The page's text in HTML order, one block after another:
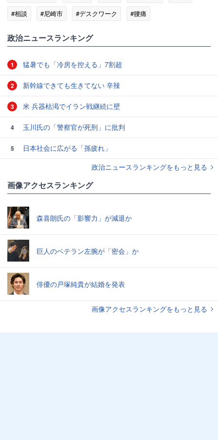
#相談
#尼崎市 #デスクワーク #腰痛
政治ニュースランキング
1 猛暑でも「冷房を控える」7割超
2 新幹線できても生きてない 辛辣
3 米 兵器枯渇でイラン戦継続に壁
4 玉川氏の「警察官が死刑」に批判
5
日本社会に広がる「孫疲れ」
政治ニュースランキングをもっと見る
画像アクセスランキング
森喜朗氏の「影響力」が減退か
巨人のベテラン左腕が「密会」か
俳優の戸塚純貴が結婚を発表
画像アクセスランキングをもっと見る